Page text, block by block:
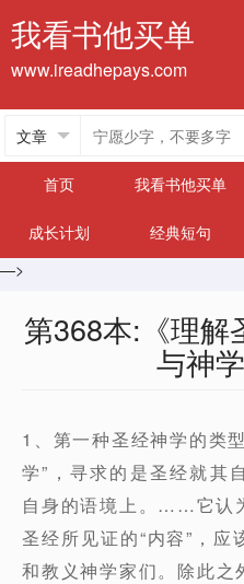
我看书他买单
www.ireadhepays.com
首页
我看书他买单
成长计划 经典短句
—>
第368本:《理解
与神
1、第一种圣经神学的类
学”，寻求的是圣经就其
自身的语境上。……它认
圣经所见证的“内容”，
和教义神学家们。除此之